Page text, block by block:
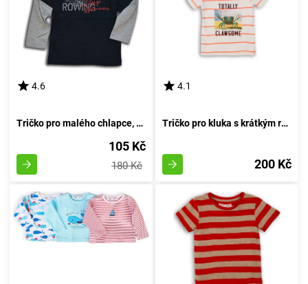
4.6
Tričko pro malého chlapce, s dlouhými rukávy, od značky Wendee, v tmavě modrém provedení - velikost 98 | Věk 3 roky
105 Kč
180 Kč
4.1
Tričko pro kluka s krátkým rukávem, značky Minoti, model Crab 1, bílé barvy - velikost 92/98 | pro věk 2-3 let
200 Kč